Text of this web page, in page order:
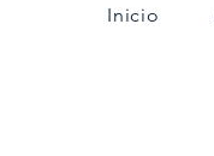
Inicio